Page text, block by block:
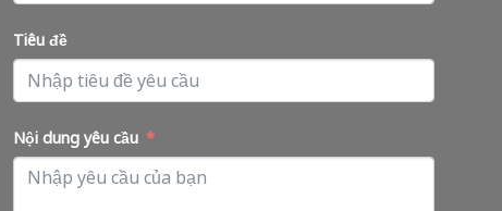
Tiêu đề
Nội dung yêu cầu